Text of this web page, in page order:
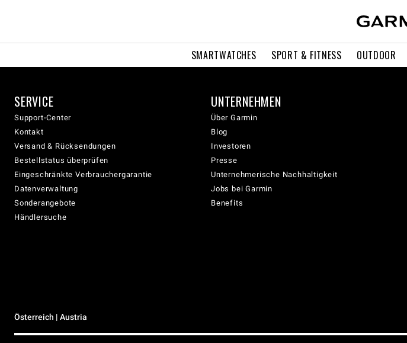
SMARTWATCHES SPORT & FITNESS OUTDOOR
SERVICE
Support-Center
Kontakt
Versand & Rücksendungen
Bestellstatus überprüfen
Eingeschränkte Verbrauchergarantie
Datenverwaltung
Sonderangebote
Händlersuche
UNTERNEHMEN
Über Garmin
Blog
Investoren
Presse
Unternehmerische Nachhaltigkeit
Jobs bei Garmin
Benefits
Österreich | Austria